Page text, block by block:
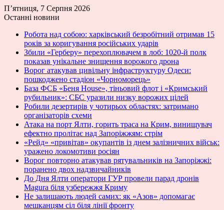
П’ятниця, 7 Серпня 2026
Останні новини
Робота над собою: харківський безробітний отримав 15
років за коригування російських ударів
Збили «Герберу» перехоплювачем в лоб: 1020-й полк
показав унікальне знищення ворожого дрона
Ворог атакував цивільну інфраструктуру Одеси:
пошкоджено стадіон «Чорноморець»
База ФСБ «Беня House», тіньовий флот і «Кримський
рубильник»: СБС уразили низку ворожих цілей
Робили дезертирів у чотирьох областях: затримано
організаторів схеми
Атака на порт Ялти, горить траса на Крим, винищувач
ефектно пролітає над Запоріжжям: стрім
«Рейд» «привітав» окупантів із днем залізничних військ:
уражено локомотиви росіян
Ворог повторно атакував рятувальників на Запоріжжі:
поранено двох надзвичайників
До Дня Ялти оператори ГУР провели парад дронів
Magura біля узбережжя Криму
Не залишають людей самих: як «Азов» допомагає
мешканцям сіл біля лінії фронту